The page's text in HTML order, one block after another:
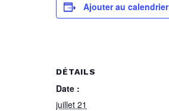
Ajouter au calendrier
DÉTAILS
Date :
juillet 21